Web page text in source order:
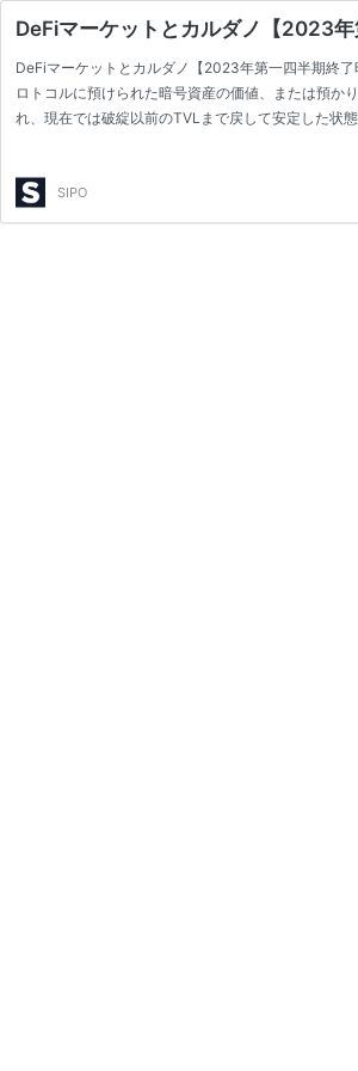
DeFiマーケットとカルダノ【2023
DeFiマーケットとカルダノ【2023年第一四半期終
ロトコルに預けられた暗号資産の価値、または預か
れ、現在では破綻以前のTVLまで戻して安定した状
SIPO